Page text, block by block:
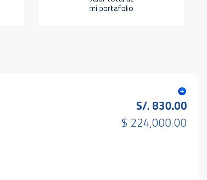
mi portafolio
S/. 830.00
$ 224,000.00